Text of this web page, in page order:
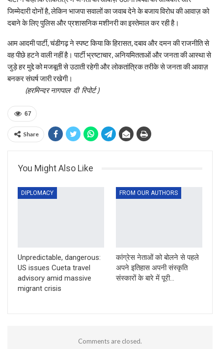
जिम्मेदारी दोनों है, लेकिन भाजपा सवालों का जवाब देने के बजाय विरोध की आवाज़ को
दबाने के लिए पुलिस और प्रशासनिक मशीनरी का इस्तेमाल कर रही है।
आम आदमी पार्टी, चंडीगढ़ ने स्पष्ट किया कि हिरासत, दबाव और दमन की राजनीति से
वह पीछे हटने वाली नहीं है। पार्टी भ्रष्टाचार, अनियमितताओं और जनता की आस्था से
जुड़े हर मुद्दे को मजबूती से उठाती रहेगी और लोकतांत्रिक तरीके से जनता की आवाज़
बनकर संघर्ष जारी रखेगी।
(हरमिन्दर नागपाल दी रिपोर्ट )
67
Share
You Might Also Like
DIPLOMACY
Unpredictable, dangerous:
US issues Cueta travel
advisory amid massive
migrant crisis
FROM OUR AUTHORS
कांग्रेस नेताओं को बोलने से पहले
अपने इतिहास अपनी संस्कृति
संस्कारों के बारे में पूरी…
Comments are closed.